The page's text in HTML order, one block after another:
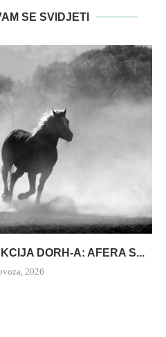
SE SVIDJETI
DORH-A: AFERA S...
2026